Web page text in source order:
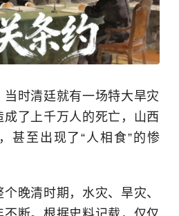
时清廷就有一场特大旱灾
了上千万人的死亡，山西
甚至出现了“人相食”的惨
晚清时期，水灾、旱灾、